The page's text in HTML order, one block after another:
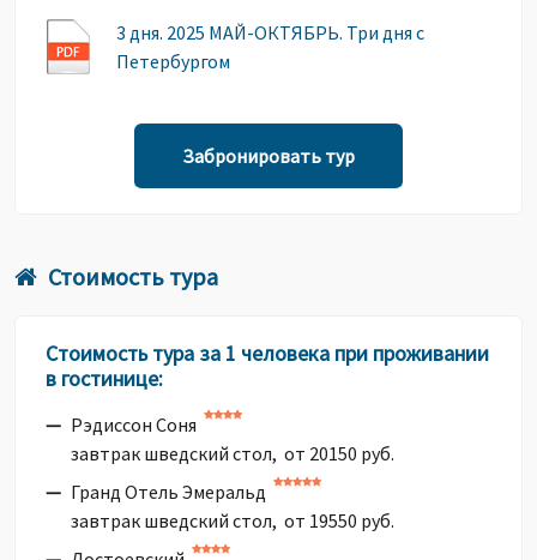
3 дня. 2025 МАЙ-ОКТЯБРЬ. Три дня с
Петербургом
Забронировать тур
Стоимость тура
Стоимость тура за 1 человека при проживании
в гостинице:
Рэдиссон Соня
завтрак шведский стол, от 20150 руб.
Гранд Отель Эмеральд
завтрак шведский стол, от 19550 руб.